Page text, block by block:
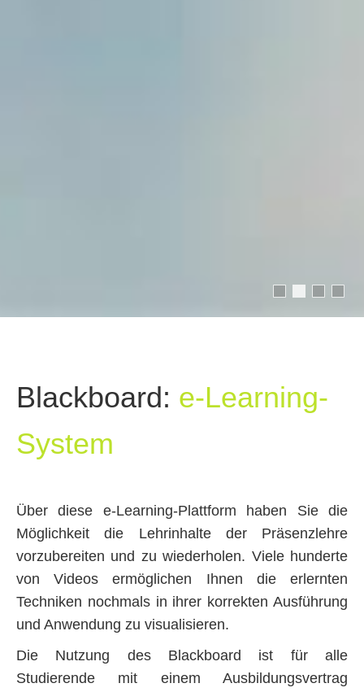
Blackboard: e-Learning-
System
Über diese e-Learning-Plattform haben Sie die
Möglichkeit die Lehrinhalte der Präsenzlehre
vorzubereiten und zu wiederholen. Viele hunderte
von Videos ermöglichen Ihnen die erlernten
Techniken nochmals in ihrer korrekten Ausführung
und Anwendung zu visualisieren.
Die Nutzung des Blackboard ist für alle
Studierende mit einem Ausbildungsvertrag